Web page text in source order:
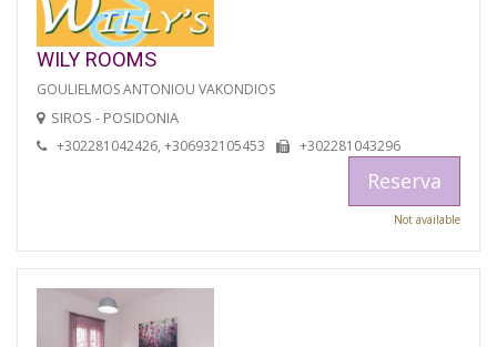
WILY ROOMS
GOULIELMOS ANTONIOU VAKONDIOS
SIROS - POSIDONIA
+302281042426, +306932105453 +302281043296
Reserva
Not available